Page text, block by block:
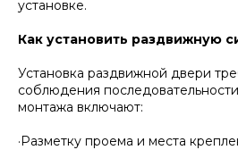
установке.
Как установить раздвижную
Установка раздвижной двери
соблюдения
монтажа включают:
·Разметку проема и места